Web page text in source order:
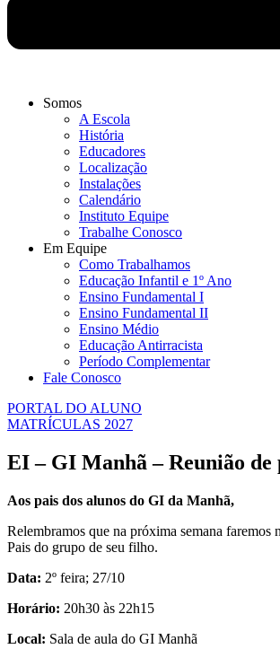
Somos
A Escola
História
Educadores
Localização
Instalações
Calendário
Instituto Equipe
Trabalhe Conosco
Em Equipe
Como Trabalhamos
Educação Infantil e 1º Ano
Ensino Fundamental I
Ensino Fundamental II
Ensino Médio
Educação Antirracista
Período Complementar
Fale Conosco
PORTAL DO ALUNO
MATRÍCULAS 2027
EI – GI Manhã – Reunião de
Aos pais dos alunos do GI da Manhã,
Relembramos que na próxima semana faremos
Pais do grupo de seu filho.
Data: 2º feira; 27/10
Horário: 20h30 às 22h15
Local: Sala de aula do GI Manhã